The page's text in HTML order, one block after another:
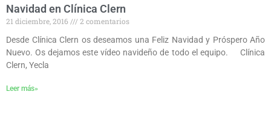
Navidad en Clínica Clern
21 diciembre, 2016
2 comentarios
Desde Clínica Clern os deseamos una Feliz Navidad y Próspero Año
Nuevo. Os dejamos este vídeo navideño de todo el equipo. Clínica
Clern, Yecla
Leer más»